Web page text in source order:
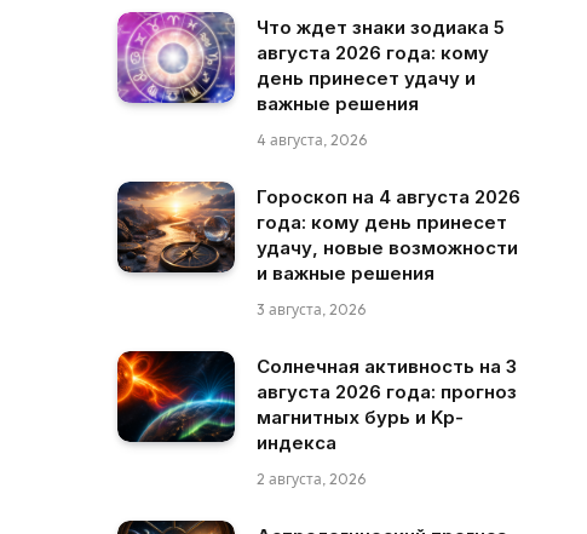
Что ждет знаки зодиака 5
августа 2026 года: кому
день принесет удачу и
важные решения
4 августа, 2026
Гороскоп на 4 августа 2026
года: кому день принесет
удачу, новые возможности
и важные решения
3 августа, 2026
Солнечная активность на 3
августа 2026 года: прогноз
магнитных бурь и Kp-
индекса
2 августа, 2026